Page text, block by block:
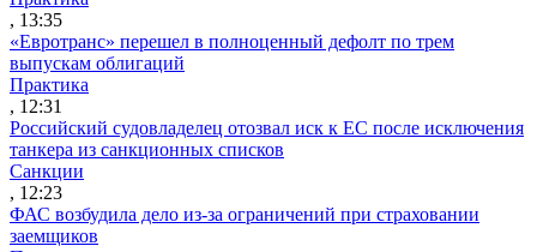
, 13:35
«Евротранс» перешел в полноценный дефолт по трем
выпускам облигаций
Практика
, 12:31
Российский судовладелец отозвал иск к ЕС после исключения
танкера из санкционных списков
Санкции
, 12:23
ФАС возбудила дело из-за ограничений при страховании
заемщиков